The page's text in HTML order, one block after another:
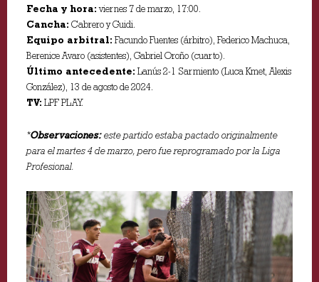
Fecha y hora:viernes 7 de marzo, 17:00.
Cancha: Cabrero y Guidi.
Equipo arbitral: Facundo Fuentes (árbitro), Federico Machuca,
Berenice Avaro (asistentes), Gabriel Oroño (cuarto).
Último antecedente: Lanús 2-1 Sarmiento (Luca Kmet, Alexis
González), 13 de agosto de 2024.
TV: LPF PLAY.
*Observaciones:este partido estaba pactado originalmente
para el martes 4 de marzo, pero fue reprogramado por la Liga
Profesional.